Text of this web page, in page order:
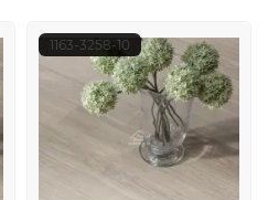
1163-3258-10